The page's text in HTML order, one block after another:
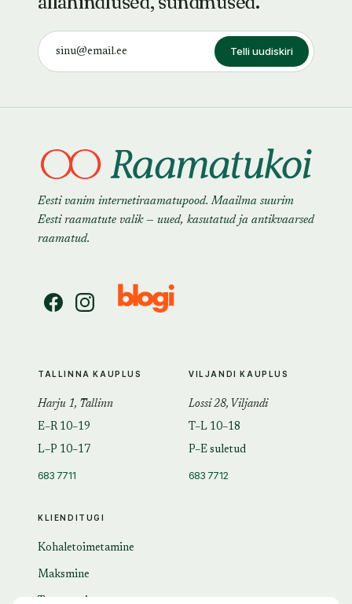
Telli uudiskiri
Eesti vanim internetiraamatupood. Maailma suurim
Eesti raamatute valik — uued, kasutatud ja antikvaarsed
raamatud.
KLIENDITUGI
Kohaletoimetamine
Maksmine
TALLINNA KAUPLUS
Harju 1, Tallinn
E–R 10–19
L–P 10–17
683 7711
VILJANDI KAUPLUS
Lossi 28, Viljandi
T–L 10–18
P–E suletud
683 7712